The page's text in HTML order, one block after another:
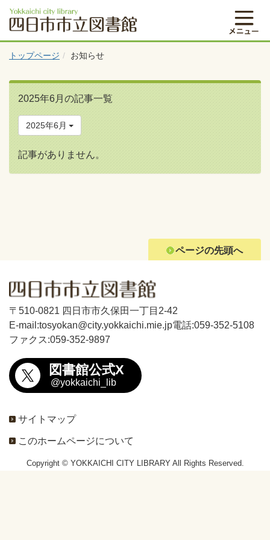
トップページ お知らせ
2025年6月の記事一覧
2025年6月
記事がありません。
ページの先頭へ
〒510-0821 四日市市久保田一丁目2-42
E-mail:tosyokan@city.yokkaichi.mie.jp電話:059-352-5108
ファクス:059-352-9897
図書館公式X
@yokkaichi_lib
サイトマップ
このホームページについて
Copyright © YOKKAICHI CITY LIBRARY All Rights Reserved.